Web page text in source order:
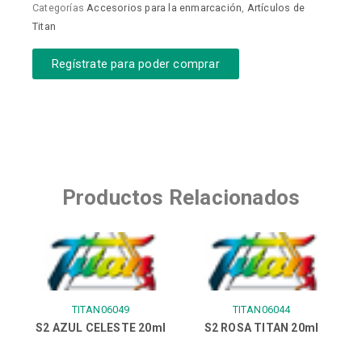
Categorías Accesorios para la enmarcación, Artículos de
Titan
Regístrate para poder comprar
Productos Relacionados
TITAN06049
S2 AZUL CELESTE 20ml
TITAN06044
S2 ROSA TITAN 20ml